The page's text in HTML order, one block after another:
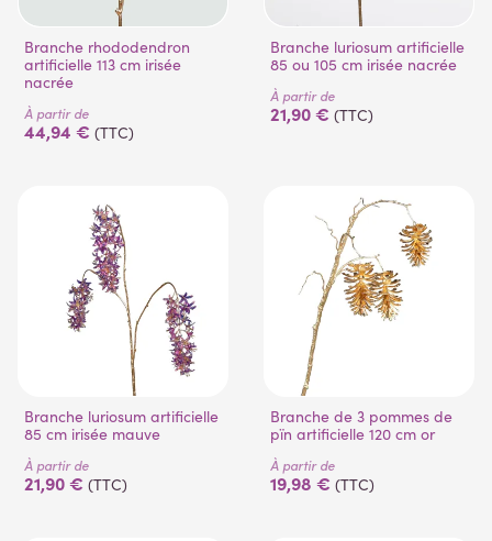
Branche rhododendron
artificielle 113 cm irisée
nacrée
À partir de
44,94 € (TTC)
Branche luriosum artificielle
85 ou 105 cm irisée nacrée
À partir de
21,90 € (TTC)
Branche luriosum artificielle
85 cm irisée mauve
À partir de
21,90 € (TTC)
Branche de 3 pommes de
pïn artificielle 120 cm or
À partir de
19,98 € (TTC)